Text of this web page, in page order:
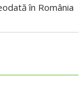
în România